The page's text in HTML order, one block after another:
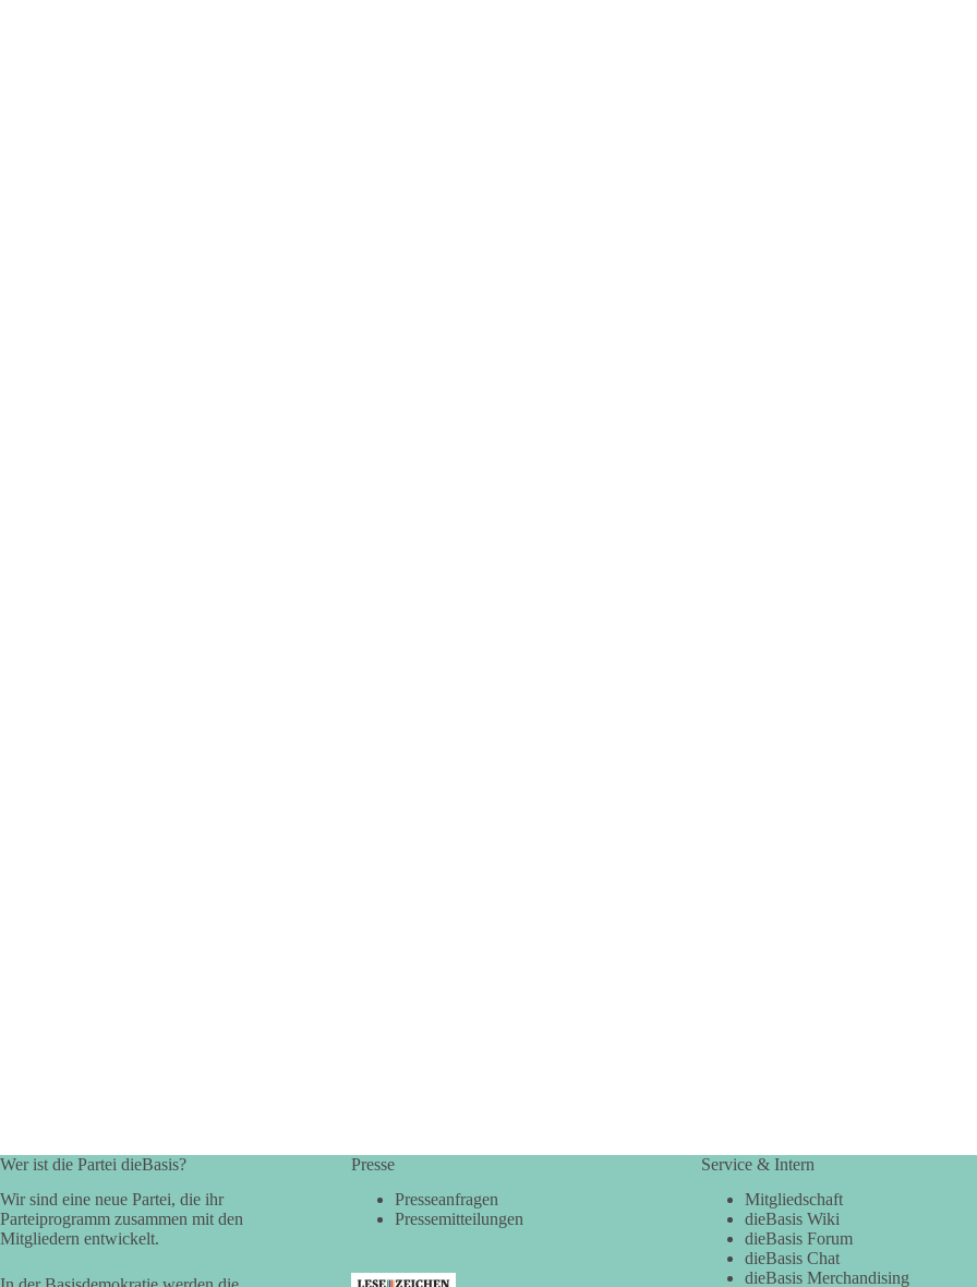
Wer ist die Partei dieBasis?
Wir sind eine neue Partei, die ihr
Parteiprogramm zusammen mit den
Mitgliedern entwickelt.
Presse
Presseanfragen
Pressemitteilungen
Service & Intern
Mitgliedschaft
dieBasis Wiki
dieBasis Forum
dieBasis Chat
dieBasis Merchandising